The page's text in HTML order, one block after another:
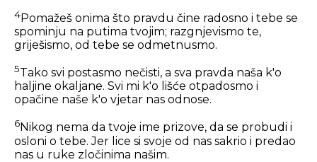
4Pomažeš onima što pravdu čine radosno i tebe se
spominju na putima tvojim; razgnjevismo te,
griješismo, od tebe se odmetnusmo.
5Tako svi postasmo nečisti, a sva pravda naša k'o
haljine okaljane. Svi mi k'o lišće otpadosmo i
opačine naše k'o vjetar nas odnose.
6Nikog nema da tvoje ime prizove, da se probudi i
osloni o tebe. Jer lice si svoje od nas sakrio i predao
nas u ruke zločinima našim.